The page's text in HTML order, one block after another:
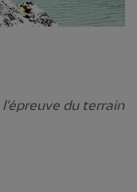
du terrain